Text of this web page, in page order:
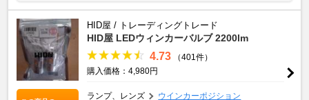
HID屋 / トレーディングトレード
HID屋 LEDウィンカーバルブ 2200lm
4.73
（401件）
購入価格：4,980円
ランプ、レンズ ウインカーポジション